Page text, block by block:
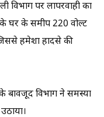
विभाग पर लापरवाही का
घर के समीप 220 वोल्ट
हमेशा हादसे की
बावजूद विभाग ने समस्या